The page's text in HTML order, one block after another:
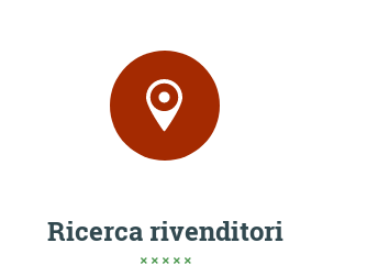
Ricerca rivenditori